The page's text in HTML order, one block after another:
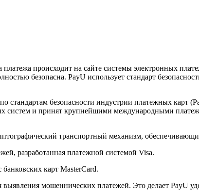
платежа происходит на сайте системы электронных
безопасна. PayU использует стандарт
безопасности индустрии платежных карт
систем и принят крупнейшими международными
транспортный механизм,
разработанная платежной системой Visa.
карт MasterCard.
мошеннических платежей. Это делает PayU